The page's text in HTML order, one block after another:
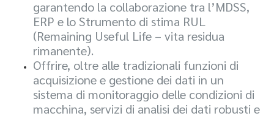
garantendo la collaborazione tra l’MDSS,
ERP e lo Strumento di stima RUL
(Remaining Useful Life – vita residua
rimanente).
Offrire, oltre alle tradizionali funzioni di
acquisizione e gestione dei dati in un
sistema di monitoraggio delle condizioni di
macchina, servizi di analisi dei dati robusti e